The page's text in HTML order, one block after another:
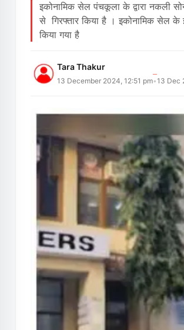
इकोनामिक सेल पंचकूला के द्वारा नकली
से गिरफ्तार किया है । इकोनामिक सेल के
किया गया है
Tara Thakur
13 December 2024, 12:51 pm•13 Dec